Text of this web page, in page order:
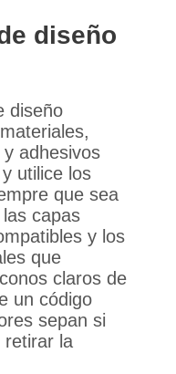
diseño
diseño
adhesivos
utilice los
que sea
capas
y los
que
claros de
un código
sepan si
retirar la